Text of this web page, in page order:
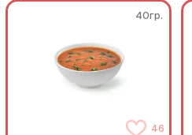
40гр.
46